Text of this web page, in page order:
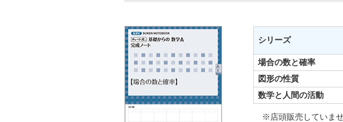
シリーズ
場合の数と確率
図形の性質
数学と人間の活動
※店頭販売していま